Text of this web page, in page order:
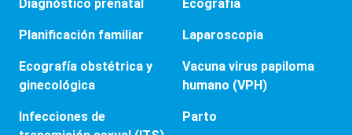
Diagnóstico prenatal Ecografía
Planificación familiar Laparoscopia
Ecografía obstétrica y
ginecológica
Vacuna virus papiloma
humano (VPH)
Infecciones de
Parto